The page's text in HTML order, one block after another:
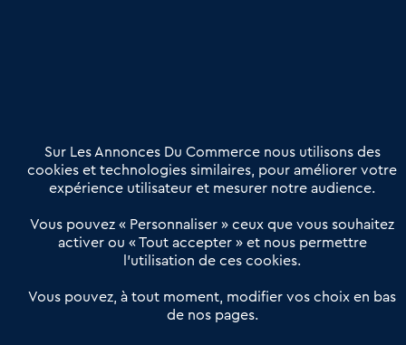
Offres Pro
Actualités
Qui sommes nous ?
Derniers articles
Réseau 3C : un partenaire national dédié aux transactions
Petitscommerces : Un partenariat au service du commerce de
proximité et des territoires
Sur Les Annonces Du Commerce nous utilisons des
cookies et technologies similaires, pour améliorer votre
expérience utilisateur et mesurer notre audience.
Vous pouvez « Personnaliser » ceux que vous souhaitez
activer ou « Tout accepter » et nous permettre
l’utilisation de ces cookies.
Vous pouvez, à tout moment, modifier vos choix en bas
de nos pages.